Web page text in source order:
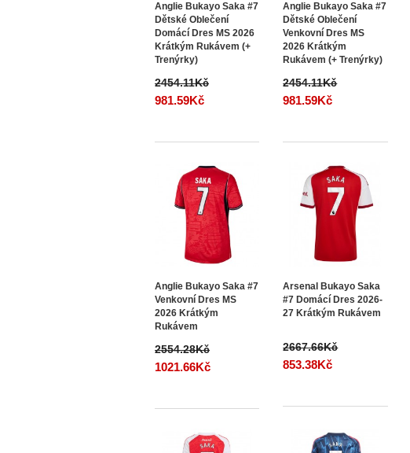
Anglie Bukayo Saka #7
Dětské Oblečení
Domácí Dres MS 2026
Krátkým Rukávem (+
Trenýrky)
2454.11Kč
981.59Kč
Anglie Bukayo Saka #7
Dětské Oblečení
Venkovní Dres MS
2026 Krátkým
Rukávem (+ Trenýrky)
2454.11Kč
981.59Kč
Anglie Bukayo Saka #7
Venkovní Dres MS
2026 Krátkým
Rukávem
2554.28Kč
1021.66Kč
Arsenal Bukayo Saka
#7 Domácí Dres 2026-
27 Krátkým Rukávem
2667.66Kč
853.38Kč